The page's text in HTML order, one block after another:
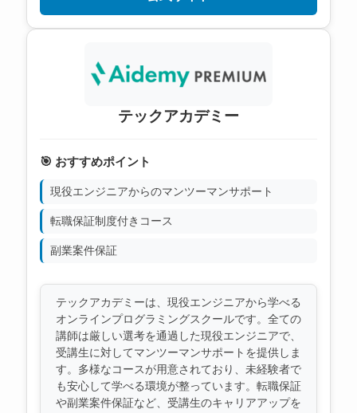
テックアカデミー
🎯 おすすめポイント
現役エンジニアからのマンツーマンサポート
転職保証制度付きコース
副業案件保証
テックアカデミーは、現役エンジニアから学べる
オンラインプログラミングスクールです。全ての
講師は厳しい選考を通過した現役エンジニアで、
受講生に対してマンツーマンサポートを提供しま
す。多様なコースが用意されており、未経験者で
も安心して学べる環境が整っています。転職保証
や副業案件保証など、受講生のキャリアアップを